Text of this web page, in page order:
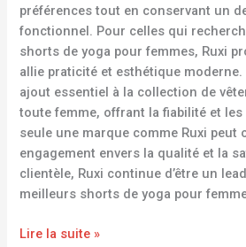
préférences tout en conservant un
fonctionnel. Pour celles qui
shorts de yoga pour femmes, Ruxi
allie praticité et esthétique
ajout essentiel à la collection de
toute femme, offrant la fiabilité et
seule une marque comme Ruxi peut
engagement envers la qualité et la
clientèle, Ruxi continue d’être un
meilleurs shorts de yoga pour
Lire la suite »